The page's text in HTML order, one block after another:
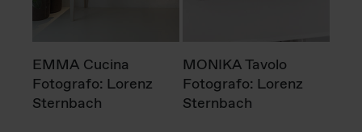
EMMA Cucina
Fotografo: Lorenz
Sternbach
MONIKA Tavolo
Fotografo: Lorenz
Sternbach